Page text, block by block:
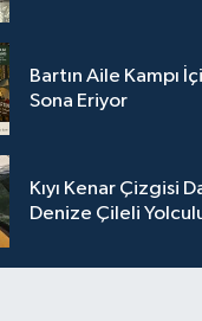
Bartın Aile Kampı
Sona Eriyor
Kıyı Kenar Çizgisi
Denize Çileli